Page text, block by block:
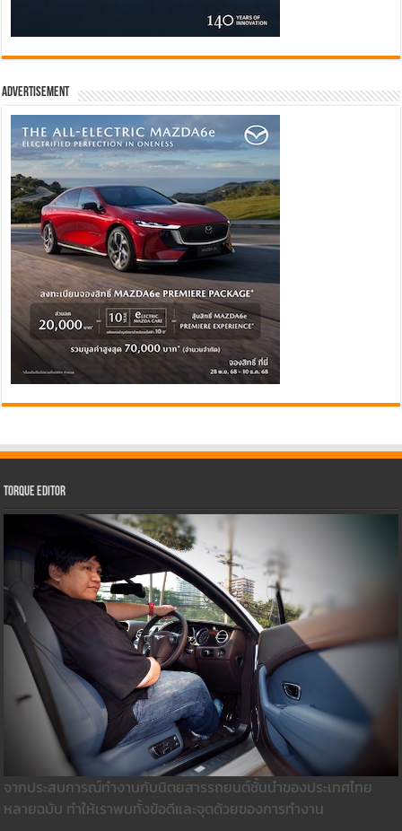
Advertisement
Torque Editor
จากประสบการณ์ทำงานกับนิตยสารรถยนต์ชั้นนำของประเทศไทย
หลายฉบับ ทำให้เราพบทั้งข้อดีและจุดด้วยของการทำงาน